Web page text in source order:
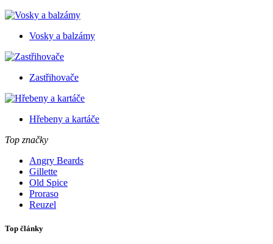
Vosky a balzámy
Zastřihovače
Hřebeny a kartáče
Top značky
Angry Beards
Gillette
Old Spice
Proraso
Reuzel
Top články